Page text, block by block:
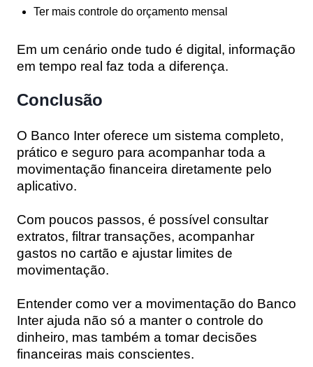
Ter mais controle do orçamento mensal
Em um cenário onde tudo é digital, informação
em tempo real faz toda a diferença.
Conclusão
O Banco Inter oferece um sistema completo,
prático e seguro para acompanhar toda a
movimentação financeira diretamente pelo
aplicativo.
Com poucos passos, é possível consultar
extratos, filtrar transações, acompanhar
gastos no cartão e ajustar limites de
movimentação.
Entender como ver a movimentação do Banco
Inter ajuda não só a manter o controle do
dinheiro, mas também a tomar decisões
financeiras mais conscientes.